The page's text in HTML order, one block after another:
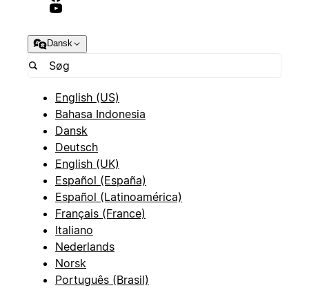
Dansk
English (US)
Bahasa Indonesia
Dansk
Deutsch
English (UK)
Español (España)
Español (Latinoamérica)
Français (France)
Italiano
Nederlands
Norsk
Português (Brasil)